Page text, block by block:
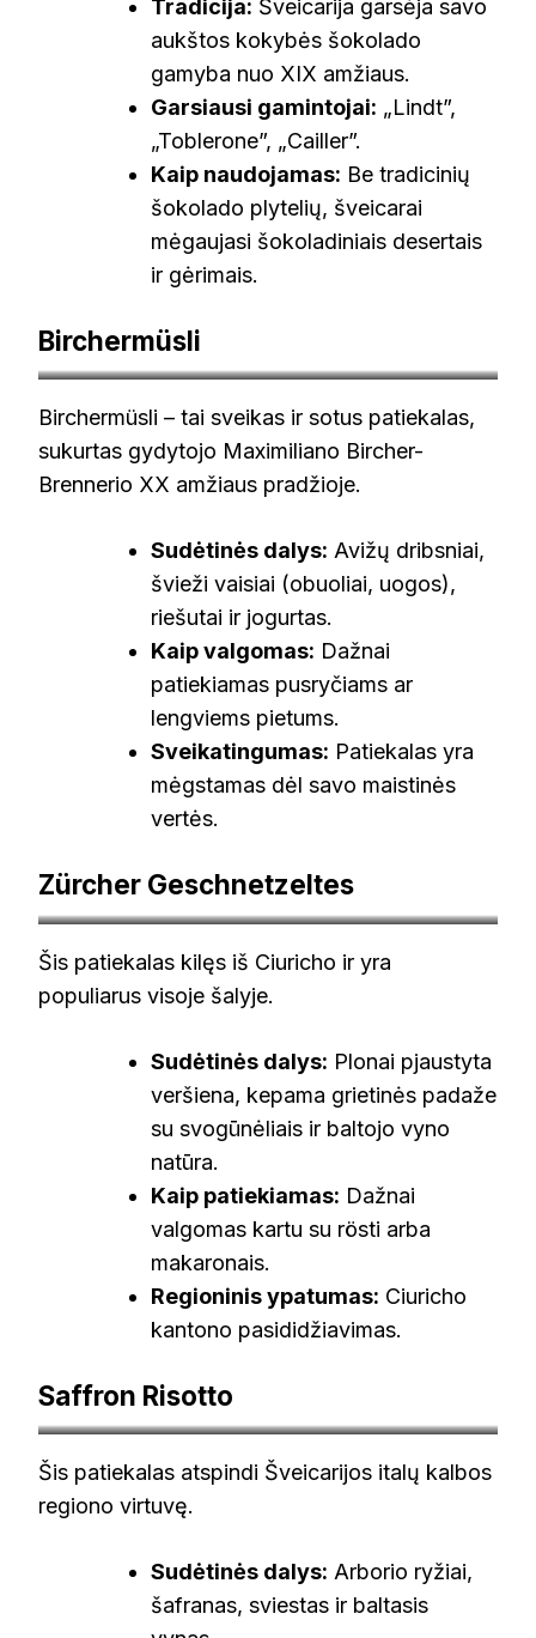
Tradicija: Šveicarija garsėja savo
aukštos kokybės šokolado
gamyba nuo XIX amžiaus.
Garsiausi gamintojai: „Lindt”,
„Toblerone”, „Cailler”.
Kaip naudojamas: Be tradicinių
šokolado plytelių, šveicarai
mėgaujasi šokoladiniais desertais
ir gėrimais.
Birchermüsli
Birchermüsli – tai sveikas ir sotus patiekalas,
sukurtas gydytojo Maximiliano Bircher-
Brennerio XX amžiaus pradžioje.
Sudėtinės dalys: Avižų dribsniai,
švieži vaisiai (obuoliai, uogos),
riešutai ir jogurtas.
Kaip valgomas: Dažnai
patiekiamas pusryčiams ar
lengviems pietums.
Sveikatingumas: Patiekalas yra
mėgstamas dėl savo maistinės
vertės.
Zürcher Geschnetzeltes
Šis patiekalas kilęs iš Ciuricho ir yra
populiarus visoje šalyje.
Sudėtinės dalys: Plonai pjaustyta
veršiena, kepama grietinės padaže
su svogūnėliais ir baltojo vyno
natūra.
Kaip patiekiamas: Dažnai
valgomas kartu su rösti arba
makaronais.
Regioninis ypatumas: Ciuricho
kantono pasididžiavimas.
Saffron Risotto
Šis patiekalas atspindi Šveicarijos italų kalbos
regiono virtuvę.
Sudėtinės dalys: Arborio ryžiai,
šafranas, sviestas ir baltasis